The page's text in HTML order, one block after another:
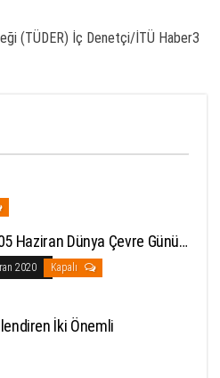
(TÜDER) İç Denetçi/İTÜ Haber3
Haziran Dünya Çevre Günü…
2020 Kapalı
İki Önemli